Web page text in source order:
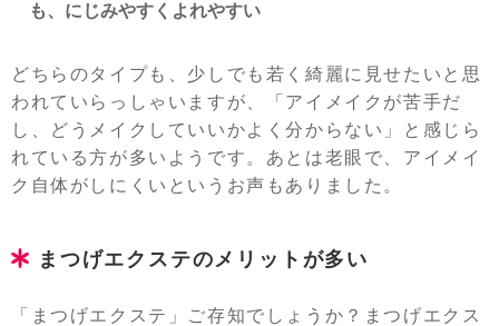
も、にじみやすくよれやすい
どちらのタイプも、少しでも若く綺麗に見せたいと思
われていらっしゃいますが、「アイメイクが苦手だ
し、どうメイクしていいかよく分からない」と感じら
れている方が多いようです。あとは老眼で、アイメイ
ク自体がしにくいというお声もありました。
まつげエクステのメリットが多い
「まつげエクステ」ご存知でしょうか？まつげエクス